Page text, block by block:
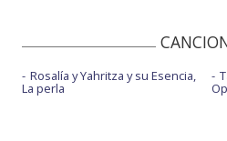
Rosalía y Yahritza y su Esencia,
La perla